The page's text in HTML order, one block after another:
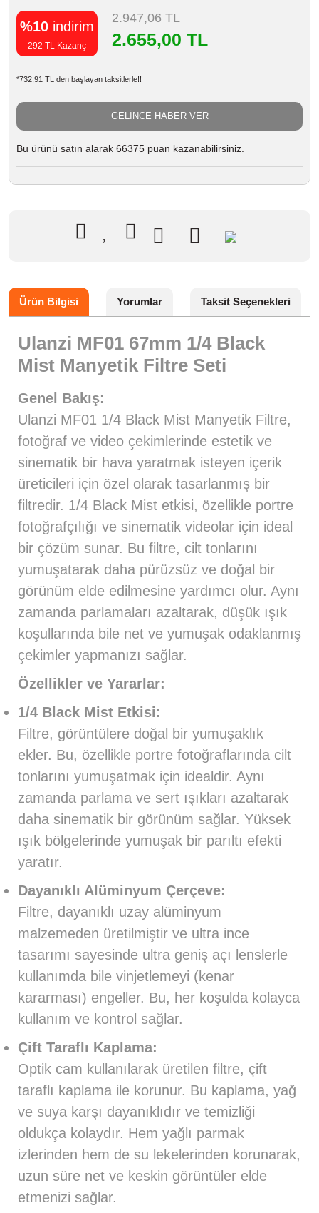
%10 indirim
292 TL Kazanç
2.947,06 TL
2.655,00 TL
*732,91 TL den başlayan taksitlerle!!
GELİNCE HABER VER
Bu ürünü satın alarak 66375 puan kazanabilirsiniz.
Ürün Bilgisi Yorumlar Taksit Seçenekleri
Ulanzi MF01 67mm 1/4 Black
Mist Manyetik Filtre Seti
Genel Bakış:
Ulanzi MF01 1/4 Black Mist Manyetik Filtre,
fotoğraf ve video çekimlerinde estetik ve
sinematik bir hava yaratmak isteyen içerik
üreticileri için özel olarak tasarlanmış bir
filtredir. 1/4 Black Mist etkisi, özellikle portre
fotoğrafçılığı ve sinematik videolar için ideal
bir çözüm sunar. Bu filtre, cilt tonlarını
yumuşatarak daha pürüzsüz ve doğal bir
görünüm elde edilmesine yardımcı olur. Aynı
zamanda parlamaları azaltarak, düşük ışık
koşullarında bile net ve yumuşak odaklanmış
çekimler yapmanızı sağlar.
Özellikler ve Yararlar:
1/4 Black Mist Etkisi:
Filtre, görüntülere doğal bir yumuşaklık
ekler. Bu, özellikle portre fotoğraflarında cilt
tonlarını yumuşatmak için idealdir. Aynı
zamanda parlama ve sert ışıkları azaltarak
daha sinematik bir görünüm sağlar. Yüksek
ışık bölgelerinde yumuşak bir parıltı efekti
yaratır.
Dayanıklı Alüminyum Çerçeve:
Filtre, dayanıklı uzay alüminyum
malzemeden üretilmiştir ve ultra ince
tasarımı sayesinde ultra geniş açı lenslerle
kullanımda bile vinjetlemeyi (kenar
kararması) engeller. Bu, her koşulda kolayca
kullanım ve kontrol sağlar.
Çift Taraflı Kaplama:
Optik cam kullanılarak üretilen filtre, çift
taraflı kaplama ile korunur. Bu kaplama, yağ
ve suya karşı dayanıklıdır ve temizliği
oldukça kolaydır. Hem yağlı parmak
izlerinden hem de su lekelerinden korunarak,
uzun süre net ve keskin görüntüler elde
etmenizi sağlar.